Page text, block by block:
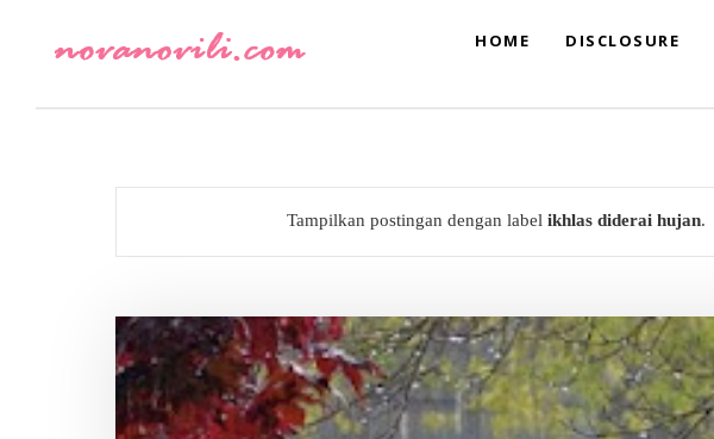
HOME DISCLOSURE
Tampilkan postingan dengan labelikhlas diderai hujan.